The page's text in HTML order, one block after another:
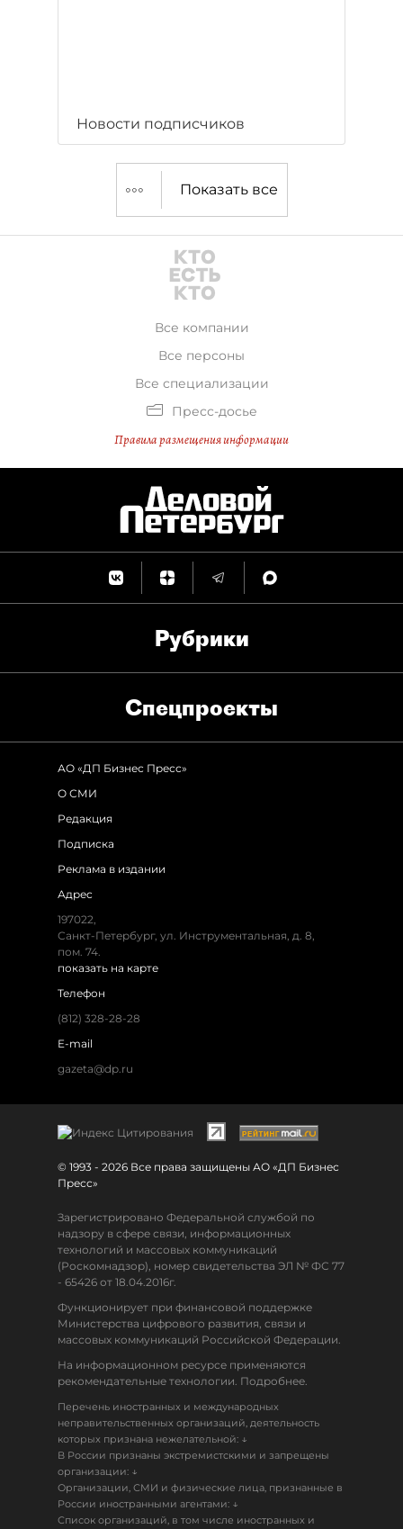
Новости подписчиков
Показать все
Все компании
Все персоны
Все специализации
Пресс-досье
Правила размещения информации
Рубрики
Спец­проекты
АО «ДП Бизнес Пресс»
О СМИ
Редакция
Подписка
Реклама в издании
Адрес
197022,
Санкт-Петербург, ул. Инструментальная, д. 8,
пом. 74.
показать на карте
Телефон
(812) 328-28-28
E-mail
gazeta@dp.ru
© 1993 - 2026 Все права защищены АО «ДП Бизнес
Пресс»
Зарегистрировано Федеральной службой по
надзору в сфере связи, информационных
технологий и массовых коммуникаций
(Роскомнадзор), номер свидетельства ЭЛ № ФС 77
- 65426 от 18.04.2016г.
Функционирует при финансовой поддержке
Министерства цифрового развития, связи и
массовых коммуникаций Российской Федерации.
На информационном ресурсе применяются
рекомендательные технологии. Подробнее.
Перечень иностранных и международных
неправительственных организаций, деятельность
которых признана нежелательной: ↓
В России признаны экстремистскими и запрещены
организации: ↓
Организации, СМИ и физические лица, признанные в
России иностранными агентами: ↓
Список организаций, в том числе иностранных и